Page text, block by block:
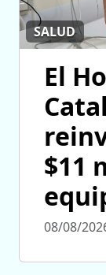
SALUD
El
$11
08/08/